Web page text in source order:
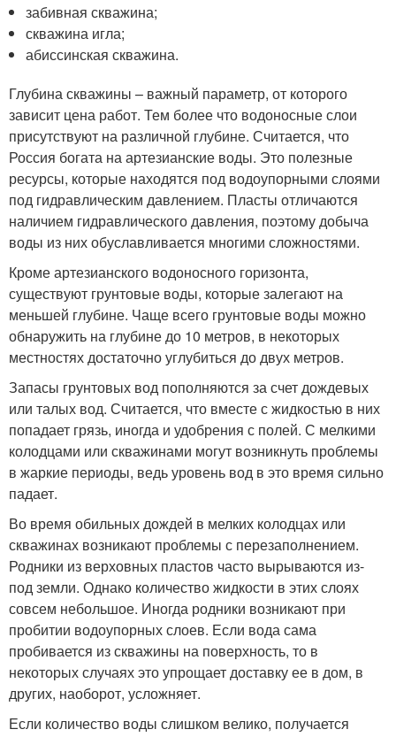
забивная скважина;
скважина игла;
абиссинская скважина.
Глубина скважины – важный параметр, от которого
зависит цена работ. Тем более что водоносные слои
присутствуют на различной глубине. Считается, что
Россия богата на артезианские воды. Это полезные
ресурсы, которые находятся под водоупорными слоями
под гидравлическим давлением. Пласты отличаются
наличием гидравлического давления, поэтому добыча
воды из них обуславливается многими сложностями.
Кроме артезианского водоносного горизонта,
существуют грунтовые воды, которые залегают на
меньшей глубине. Чаще всего грунтовые воды можно
обнаружить на глубине до 10 метров, в некоторых
местностях достаточно углубиться до двух метров.
Запасы грунтовых вод пополняются за счет дождевых
или талых вод. Считается, что вместе с жидкостью в них
попадает грязь, иногда и удобрения с полей. С мелкими
колодцами или скважинами могут возникнуть проблемы
в жаркие периоды, ведь уровень вод в это время сильно
падает.
Во время обильных дождей в мелких колодцах или
скважинах возникают проблемы с перезаполнением.
Родники из верховных пластов часто вырываются из-
под земли. Однако количество жидкости в этих слоях
совсем небольшое. Иногда родники возникают при
пробитии водоупорных слоев. Если вода сама
пробивается из скважины на поверхность, то в
некоторых случаях это упрощает доставку ее в дом, в
других, наоборот, усложняет.
Если количество воды слишком велико, получается